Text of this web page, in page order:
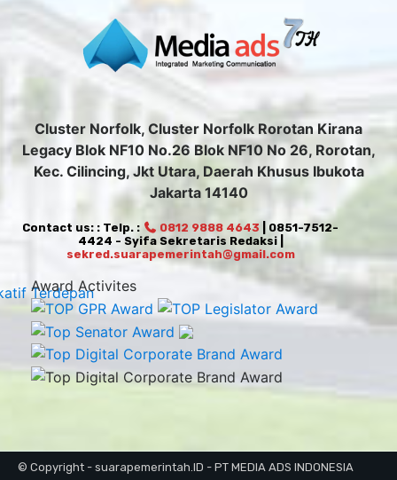
Cluster Norfolk, Cluster Norfolk Rorotan Kirana
Legacy Blok NF10 No.26 Blok NF10 No 26, Rorotan,
Kec. Cilincing, Jkt Utara, Daerah Khusus Ibukota
Jakarta 14140
Contact us: : Telp. : 0812 9888 4643 | 0851-7512-
4424 - Syifa Sekretaris Redaksi |
sekred.suarapemerintah@gmail.com
Award Activites
© Copyright - suarapemerintah.ID - PT MEDIA ADS INDONESIA